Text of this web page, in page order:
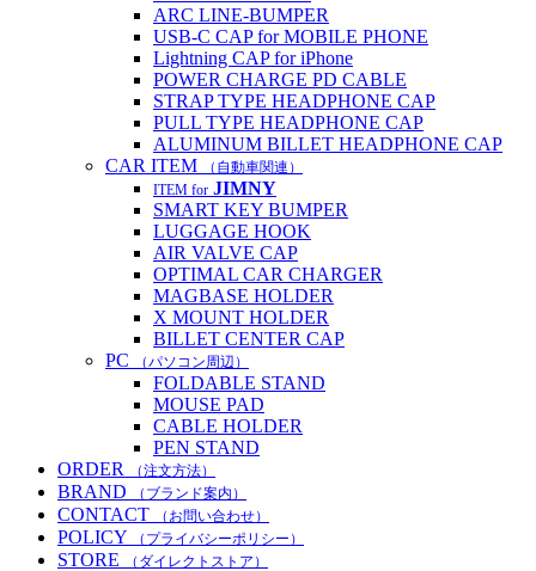
ARC LINE-BUMPER
USB-C CAP for MOBILE PHONE
Lightning CAP for iPhone
POWER CHARGE PD CABLE
STRAP TYPE HEADPHONE CAP
PULL TYPE HEADPHONE CAP
ALUMINUM BILLET HEADPHONE CAP
CAR ITEM
（自動車関連）
ITEM for JIMNY
SMART KEY BUMPER
LUGGAGE HOOK
AIR VALVE CAP
OPTIMAL CAR CHARGER
MAGBASE HOLDER
X MOUNT HOLDER
BILLET CENTER CAP
PC
（パソコン周辺）
FOLDABLE STAND
MOUSE PAD
CABLE HOLDER
PEN STAND
ORDER
（注文方法）
BRAND （ブランド案内）
CONTACT （お問い合わせ）
POLICY （プライバシーポリシー）
STORE （ダイレクトストア）